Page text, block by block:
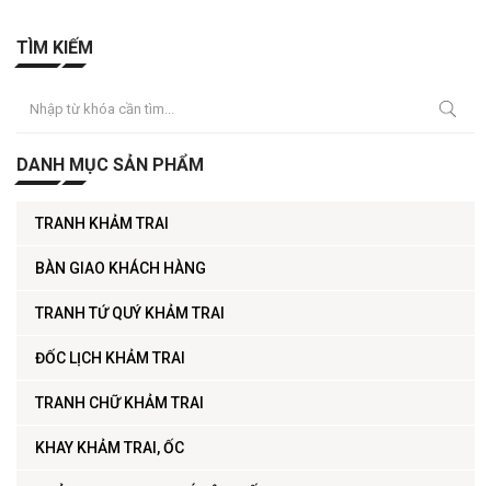
TÌM KIẾM
DANH MỤC SẢN PHẨM
TRANH KHẢM TRAI
BÀN GIAO KHÁCH HÀNG
TRANH TỨ QUÝ KHẢM TRAI
ĐỐC LỊCH KHẢM TRAI
TRANH CHỮ KHẢM TRAI
KHAY KHẢM TRAI, ỐC